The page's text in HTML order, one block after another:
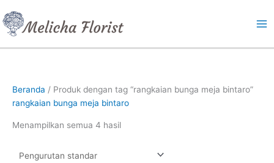
ke
konten
Beranda / Produk dengan tag “rangkaian bunga meja bintaro”
rangkaian bunga meja bintaro
Menampilkan semua 4 hasil